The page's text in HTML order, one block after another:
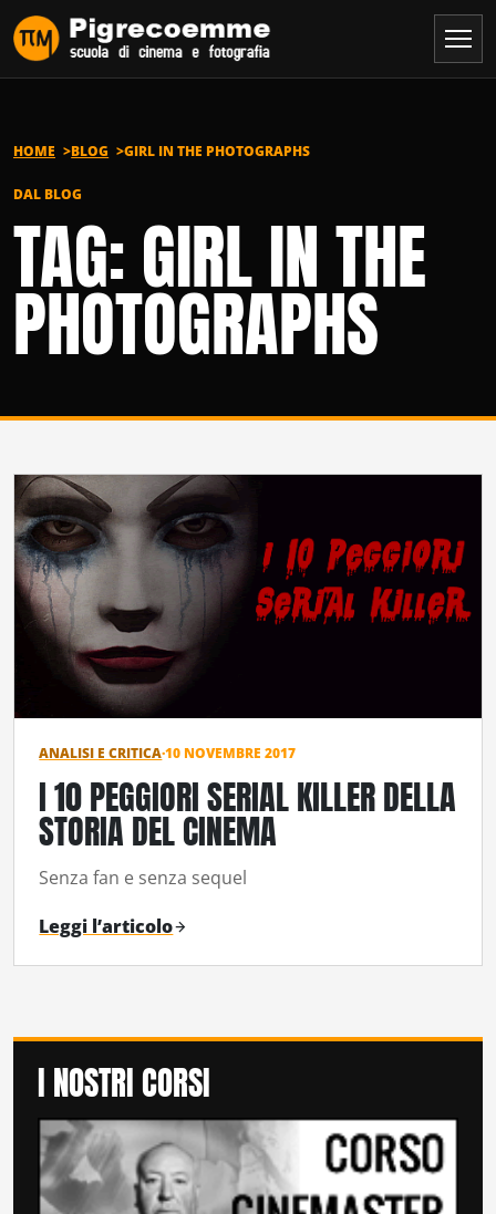
Vai al contenuto
HOME BLOG GIRL IN THE PHOTOGRAPHS
DAL BLOG
TAG: GIRL IN THE
PHOTOGRAPHS
ANALISI E CRITICA·10 NOVEMBRE 2017
I 10 PEGGIORI SERIAL KILLER DELLA
STORIA DEL CINEMA
Senza fan e senza sequel
Leggi l’articolo
I NOSTRI CORSI